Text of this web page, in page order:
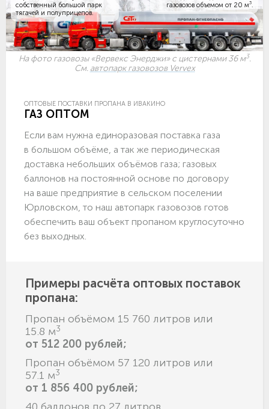
собственный большой парк
тягачей и полуприцепов.
газовозов объемом от 20 м3
На фото газовозы «Вервекс Энерджи» с цистернами 36 м3.
См. автопарк газовозов Vervex
ОПТОВЫЕ ПОСТАВКИ ПРОПАНА В ИВАКИНО
ГАЗ ОПТОМ
Если вам нужна единоразовая поставка газа
в большом объёме, а так же периодическая
доставка небольших объёмов газа; газовых
баллонов на постоянной основе по договору
на ваше предприятие в сельском поселении
Юрловском, то наш автопарк газовозов готов
обеспечить ваш объект пропаном круглосуточно
без выходных.
Примеры расчёта оптовых поставок
пропана:
Пропан объёмом 15 760 литров или
15.8 м3
от 512 200 рублей;
Пропан объёмом 57 120 литров или
57.1 м3
от 1 856 400 рублей;